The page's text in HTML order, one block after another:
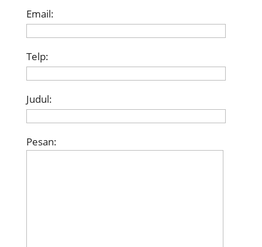
Email:
Telp:
Judul:
Pesan: